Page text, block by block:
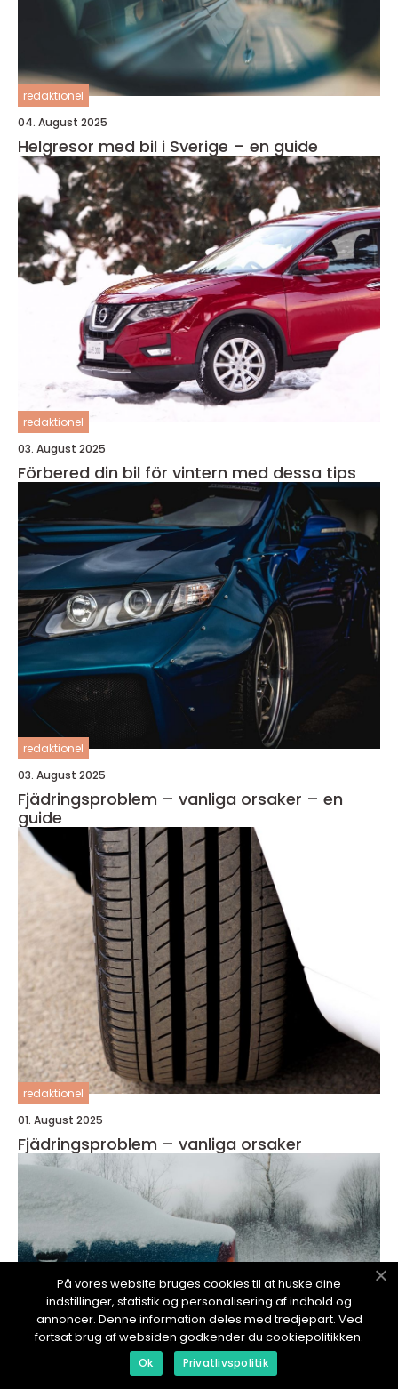
redaktionel
04. August 2025
Helgresor med bil i Sverige – en guide
redaktionel
03. August 2025
Förbered din bil för vintern med dessa tips
redaktionel
03. August 2025
Fjädringsproblem – vanliga orsaker – en
guide
redaktionel
01. August 2025
Fjädringsproblem – vanliga orsaker
På vores website bruges cookies til at huske dine
indstillinger, statistik og personalisering af indhold og
annoncer. Denne information deles med tredjepart. Ved
fortsat brug af websiden godkender du cookiepolitikken.
Ok Privatlivspolitik